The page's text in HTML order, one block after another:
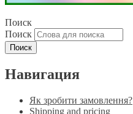
Поиск
Поиск
Навигация
Як зробити замовлення?
Shipping and pricing